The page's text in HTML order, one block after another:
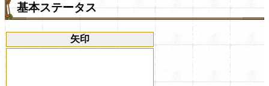
基本ステータス
矢印